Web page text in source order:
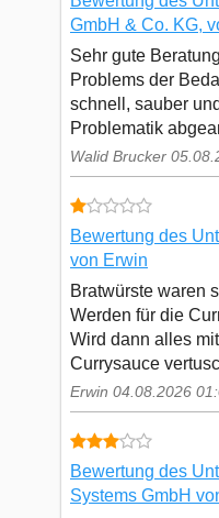
GmbH & Co. KG,
Sehr gute
Problems der
schnell, sauber
Problematik
Walid Brucker
Bewertung des
von Erwin
Bratwürste waren
Werden für die
Wird dann alles
Currysauce
Erwin 04.08.2026
Bewertung des
Systems GmbH